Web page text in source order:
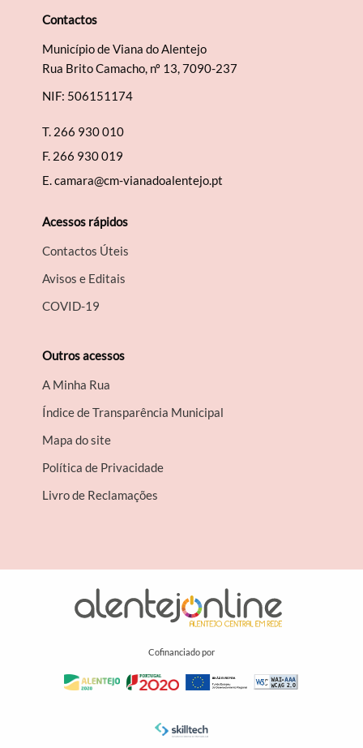
Contactos
Município de Viana do Alentejo
Rua Brito Camacho, nº 13, 7090-237
NIF: 506151174
T. 266 930 010
F. 266 930 019
E.camara@cm-vianadoalentejo.pt
Acessos rápidos
Contactos Úteis
Avisos e Editais
COVID-19
Outros acessos
A Minha Rua
Índice de Transparência Municipal
Mapa do site
Política de Privacidade
Livro de Reclamações
Cofinanciado por